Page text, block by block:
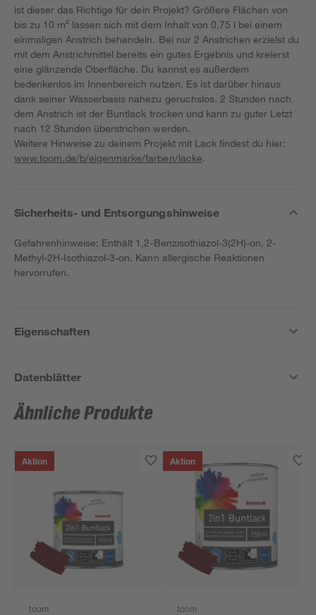
ist dieser das Richtige für dein Projekt? Größere Flächen von
bis zu 10 m² lassen sich mit dem Inhalt von 0,75 l bei einem
einmaligen Anstrich behandeln. Bei nur 2 Anstrichen erzielst du
mit dem Anstrichmittel bereits ein gutes Ergebnis und kreierst
eine glänzende Oberfläche. Du kannst es außerdem
bedenkenlos im Innenbereich nutzen. Es ist darüber hinaus
dank seiner Wasserbasis nahezu geruchslos. 2 Stunden nach
dem Anstrich ist der Buntlack trocken und kann zu guter Letzt
nach 12 Stunden überstrichen werden.
Weitere Hinweise zu deinem Projekt mit Lack findest du hier:
www.toom.de/b/eigenmarke/farben/lacke.
Sicherheits- und Entsorgungshinweise
Gefahrenhinweise: Enthält 1,2-Benzisothiazol-3(2H)-on, 2-
Methyl-2H-Isothiazol-3-on. Kann allergische Reaktionen
hervorrufen.
Eigenschaften
Datenblätter
Ähnliche Produkte
Aktion
toom
Aktion
toom